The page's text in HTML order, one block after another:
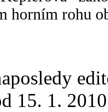
horním rohu
15. 1.